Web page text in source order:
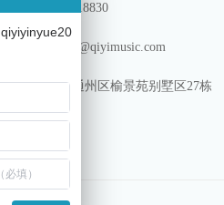
TEL：13180318830
邮箱: shichang@qiyimusic.com
地址: 北京市通州区榆景苑别墅区27栋